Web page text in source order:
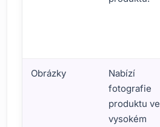
Obrázky
Nabízí
fotografie
produktu ve
vysokém